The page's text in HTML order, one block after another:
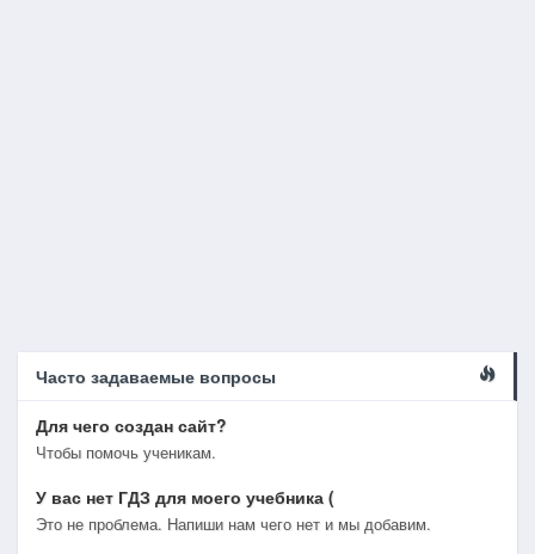
Часто задаваемые вопросы
Для чего создан сайт?
Чтобы помочь ученикам.
У вас нет ГДЗ для моего учебника (
Это не проблема. Напиши нам чего нет и мы добавим.